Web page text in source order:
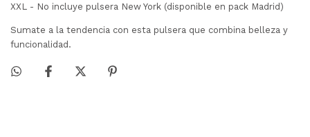
XXL - No incluye pulsera New York (disponible en pack Madrid)
Sumate a la tendencia con esta pulsera que combina belleza y
funcionalidad.